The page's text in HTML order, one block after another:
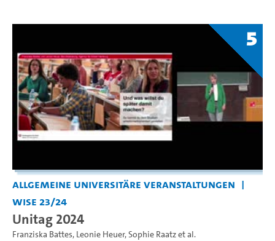
5
Allgemeine universitäre Veranstaltungen
WiSe 23/24
Unitag 2024
Franziska Battes, Leonie Heuer,Sophie Raatzet al.